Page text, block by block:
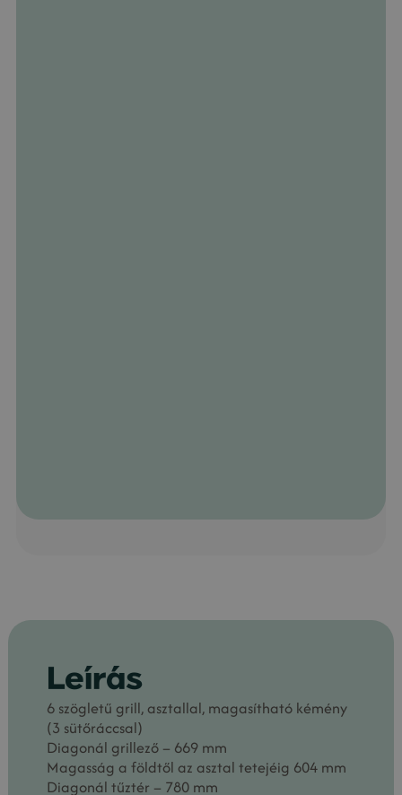
Leírás
6 szögletű grill, asztallal, magasítható kémény
(3 sütőráccsal)
Diagonál grillező – 669 mm
Magasság a földtől az asztal tetejéig 604 mm
Diagonál tűztér – 780 mm